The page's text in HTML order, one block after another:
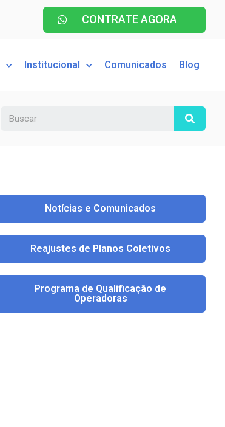
CONTRATE AGORA
Institucional Comunicados Blog
Notícias e Comunicados
Reajustes de Planos Coletivos
Programa de Qualificação de
Operadoras